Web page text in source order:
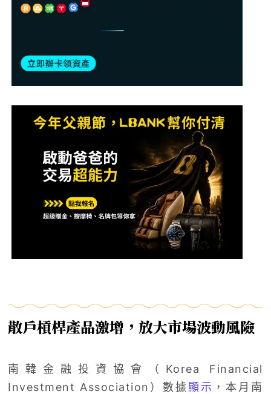
散戶槓桿產品激增，放大市場波動風險
南韓金融投資協會（Korea Financial
Investment Association）數據 顯示 ，本月南